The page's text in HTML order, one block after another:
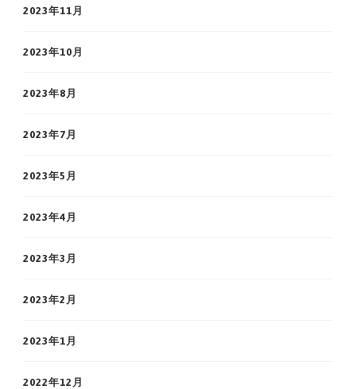
2023年11月
2023年10月
2023年8月
2023年7月
2023年5月
2023年4月
2023年3月
2023年2月
2023年1月
2022年12月